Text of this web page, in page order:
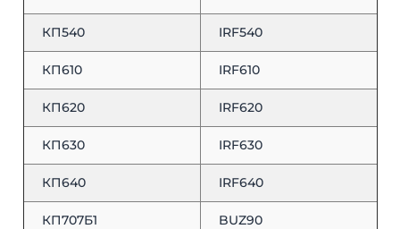
КП540 IRF540
КП610 IRF610
КП620 IRF620
КП630 IRF630
КП640 IRF640
КП707Б1 BUZ90